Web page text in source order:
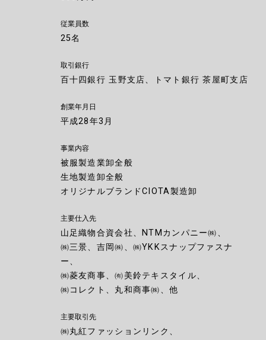
従業員数
25名
取引銀行
百十四銀行 玉野支店、トマト銀行 茶屋町支店
創業年月日
平成28年3月
事業内容
被服製造業卸全般
生地製造卸全般
オリジナルブランドCIOTA製造卸
主要仕入先
山足織物合資会社、NTMカンパニー㈱、
㈱三景、吉岡㈱、 ㈱YKKスナップファスナ
ー、
㈱菱友商事、㈲美鈴テキスタイル、
㈱コレクト、丸和商事㈱、他
主要取引先
㈱丸紅ファッションリンク、